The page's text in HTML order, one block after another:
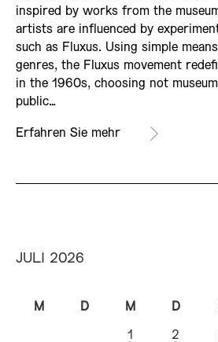
inspired by works from the
artists are influenced by
such as Fluxus. Using simple
genres, the Fluxus movement
in the 1960s, choosing not
public…
Erfahren Sie mehr
JULI 2026
M D M D
1 2